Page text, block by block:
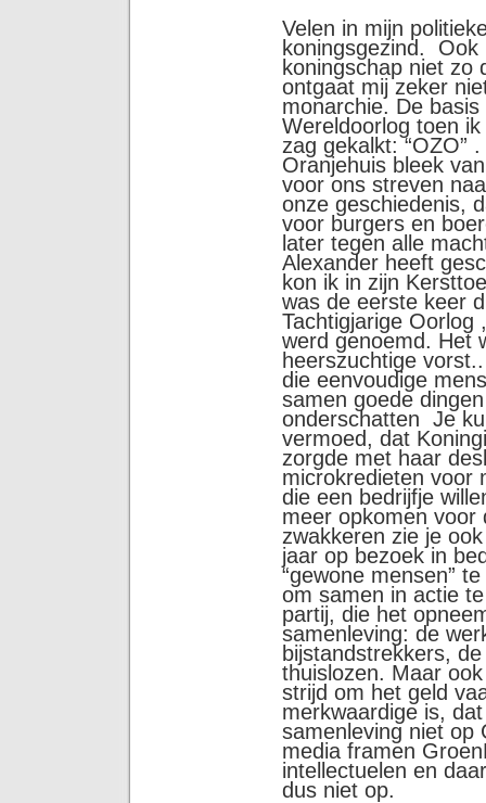
Velen in mijn
koningsgezind. Ook
koningschap niet zo
ontgaat mij zeker
monarchie. De
Wereldoorlog toen
zag gekalkt: “OZO”
Oranjehuis bleek
voor ons streven
onze geschiedenis,
voor burgers en
later tegen alle
Alexander heeft
kon ik in zijn
was de eerste keer
Tachtigjarige Oorlog
werd genoemd. Het
heerszuchtige
die eenvoudige
samen goede
onderschatten Je
vermoed, dat
zorgde met haar
microkredieten voor
die een bedrijfje
meer opkomen voor
zwakkeren zie je
jaar op bezoek in
“gewone mensen”
om samen in actie
partij, die het
samenleving: de
bijstandstrekkers,
thuislozen. Maar
strijd om het geld
merkwaardige is,
samenleving niet op
media framen
intellectuelen en
dus niet op.